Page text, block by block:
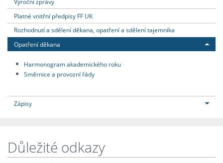
Platné vnitřní předpisy FF UK
Rozhodnutí a sdělení děkana, opatření a sdělení tajemníka
Opatření děkana
Harmonogram akademického roku
Směrnice a provozní řády
Zápisy
Důležité odkazy